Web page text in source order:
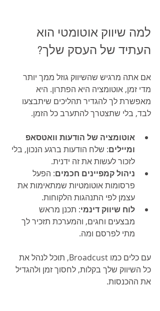
למה שיווק אוטומטי הוא
העתיד של העסק שלך?
אם אתה מרגיש שהשיווק גוזל ממך יותר
מדי זמן, אוטומציה היא הפתרון. היא
מאפשרת לך להגדיר תהליכים שיתבצעו
לבד, בלי שתצטרך להתערב כל הזמן.
אוטומציה של הודעות וואטסאפ
ומיילים: שלח הודעות ברגע הנכון, בלי
לזכור לעשות את זה ידנית.
ניהול קמפיינים חכמים: הפעל
פרסומות אוטומטיות שמתאימות את
עצמן לפי התנהגות הלקוחות.
לוח שיווק דינמי: תכנן מראש
מבצעים וחגים, והמערכת תזכיר לך
מתי לפרסם ומה.
עם כלים כמו Broadcust, תוכל לנהל את
כל השיווק שלך בקלות, לחסוך זמן ולהגדיל
את ההכנסות.